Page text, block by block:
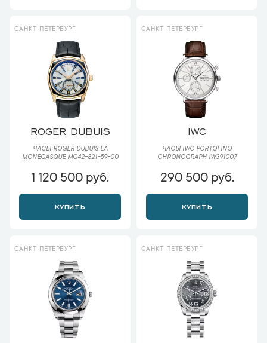
САНКТ-ПЕТЕРБУРГ
ROGER DUBUIS
ЧАСЫ ROGER DUBUIS LA
MONEGASQUE MG42-821-59-00
1 120 500 руб.
КУПИТЬ
САНКТ-ПЕТЕРБУРГ
IWC
ЧАСЫ IWC PORTOFINO
CHRONOGRAPH IW391007
290 500 руб.
КУПИТЬ
САНКТ-ПЕТЕРБУРГ САНКТ-ПЕТЕРБУРГ